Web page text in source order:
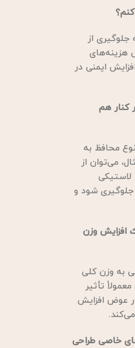
جلوگیری از
هزینه‌های
ایمنی در
کنار هم
محافظ به
می‌توان از
لاستیکی
شود و
افزایش وزن
به وزن کلی
تأثیر
عوض افزایش
خاصی طراحی